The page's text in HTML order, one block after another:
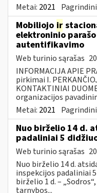
Metai: 2021
Mobiliojo ir
elektroninio
autentifikavimo
Web turinio sąrašas
INFORMACIJA APIE
pirkimai I.
KONTAKTINIAI
organizacijos
Metai: 2021
Nuo birželio 14 d.
padaliniai 5
Web turinio sąrašas
Nuo birželio 14 d.
inspekcijos padaliniai
birželio 1 d. –
tarnybos...